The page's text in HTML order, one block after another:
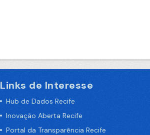
Links de Interesse
Hub de Dados Recife
Inovação Aberta Recife
Portal da Transparência Recife